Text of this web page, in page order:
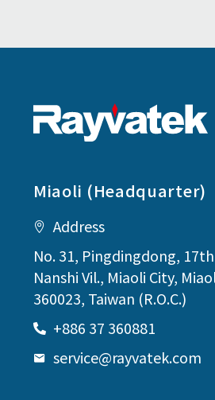
Miaoli (Headquarter)
Address
No. 31, Pingdingdong,
Nanshi Vil., Miaoli City,
360023, Taiwan (R.O.C.)
+886 37 360881
service@rayvatek.com